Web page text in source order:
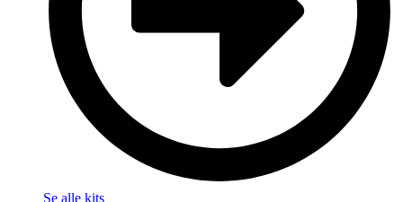
Se alle kits